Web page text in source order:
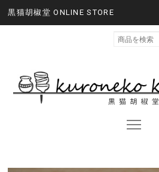
黒猫胡椒堂 ONLINE STORE